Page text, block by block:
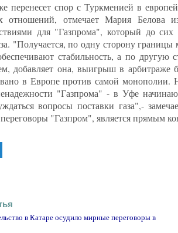
перенесет спор с Туркменией в
отношений, отмечает Мария
для "Газпрома", который до
"Получается, по одну сторону
стабильность, а по
добавляет она, выигрыш в арбитраже
в Европе против самой
"Газпрома" - в Уфе
вопросы поставки газа",-
"Газпром", является прямым
в Катаре осудило мирные переговоры в